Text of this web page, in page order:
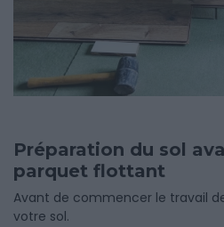
Préparation du sol
parquet flottant
Avant de commencer le travail
votre sol.